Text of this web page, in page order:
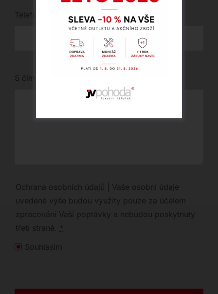
Telefon
S čím vám můžeme pomoci?
Ochrana osobních údajů | Vaše osobní údaje
uvedené výše budou využity pouze za účelem
zpracování Vaší poptávky a nebudou poskytnuty
třetí straně. *
Souhlasím